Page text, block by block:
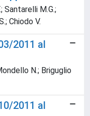
Santarelli M.G.;
Chiodo V.
2011 al
N.; Briguglio
2011 al